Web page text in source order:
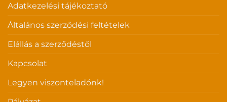
Adatkezelési tájékoztató
Általános szerződési feltételek
Elállás a szerződéstől
Kapcsolat
Legyen viszonteladónk!